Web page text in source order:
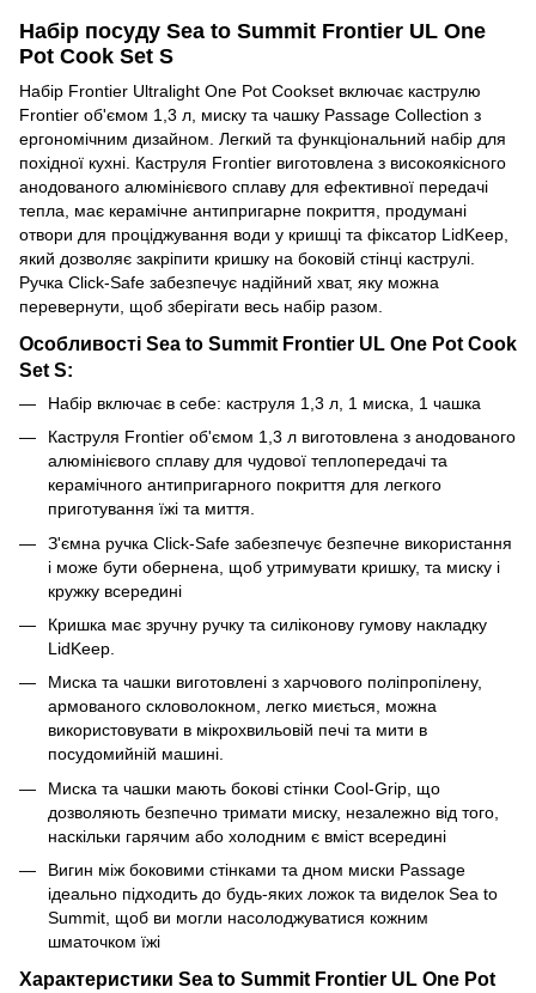
Набір посуду Sea to Summit Frontier UL One
Pot Cook Set S
Набір Frontier Ultralight One Pot Cookset включає каструлю
Frontier об'ємом 1,3 л, миску та чашку Passage Collection з
ергономічним дизайном. Легкий та функціональний набір для
похідної кухні. Каструля Frontier виготовлена з високоякісного
анодованого алюмінієвого сплаву для ефективної передачі
тепла, має керамічне антипригарне покриття, продумані
отвори для проціджування води у кришці та фіксатор LidKeep,
який дозволяє закріпити кришку на боковій стінці каструлі.
Ручка Click-Safe забезпечує надійний хват, яку можна
перевернути, щоб зберігати весь набір разом.
Особливості Sea to Summit Frontier UL One Pot Cook
Set S:
Набір включає в себе: каструля 1,3 л, 1 миска, 1 чашка
Каструля Frontier об'ємом 1,3 л виготовлена з анодованого
алюмінієвого сплаву для чудової теплопередачі та
керамічного антипригарного покриття для легкого
приготування їжі та миття.
З'ємна ручка Click-Safe забезпечує безпечне використання
і може бути обернена, щоб утримувати кришку, та миску і
кружку всередині
Кришка має зручну ручку та силіконову гумову накладку
LidKeep.
Миска та чашки виготовлені з харчового поліпропілену,
армованого скловолокном, легко миється, можна
використовувати в мікрохвильовій печі та мити в
посудомийній машині.
Миска та чашки мають бокові стінки Cool-Grip, що
дозволяють безпечно тримати миску, незалежно від того,
наскільки гарячим або холодним є вміст всередині
Вигин між боковими стінками та дном миски Passage
ідеально підходить до будь-яких ложок та виделок Sea to
Summit, щоб ви могли насолоджуватися кожним
шматочком їжі
Характеристики Sea to Summit Frontier UL One Pot